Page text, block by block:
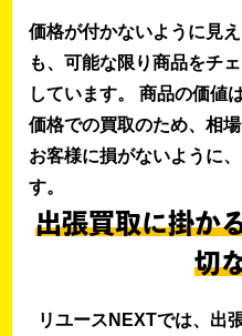
価格が付かないように見
も、可能な限り商品をチ
しています。 商品の価値
価格での買取のため、相
お客様に損がないように
す。
出張買取に掛か
切
リユースNEXTでは、出